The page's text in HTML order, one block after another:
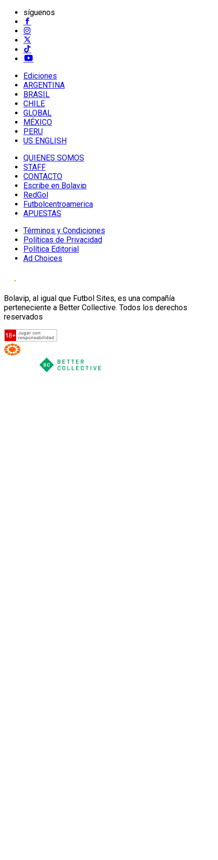
síguenos
Ediciones
ARGENTINA
BRASIL
CHILE
GLOBAL
MÉXICO
PERU
US ENGLISH
QUIENES SOMOS
STAFF
CONTACTO
Escribe en Bolavip
RedGol
Futbolcentroamerica
APUESTAS
Términos y Condiciones
Políticas de Privacidad
Política Editorial
Ad Choices
Bolavip, al igual que Futbol Sites, es una compañía
perteneciente a Better Collective. Todos los derechos
reservados